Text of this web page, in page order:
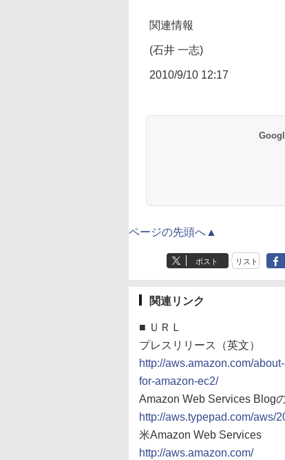
関連情報
(石井 一志)
2010/9/10 12:17
ページの先頭へ▲
ポスト リスト
関連リンク
■ ＵＲＬ
プレスリリース（英文）
http://aws.amazon.com/
for-amazon-ec2/
Amazon Web Services Blog
http://aws.typepad.com/aws/
米Amazon Web Services
http://aws.amazon.com/